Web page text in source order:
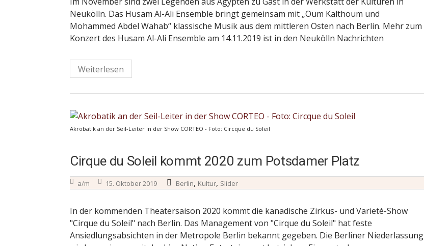
Neukölln. Das Husam Al-Ali Ensemble bringt gemeinsam mit „Oum Kalthoum und
Mohammed Abdel Wahab“ klassische Musik aus dem mittleren Osten nach Berlin. Mehr zum
Konzert des Husam Al-Ali Ensemble am 14.11.2019 ist in den Neukölln Nachrichten
Weiterlesen
Akrobatik an der Seil-Leiter in der Show CORTEO - Foto: Circque du Soleil
Cirque du Soleil kommt 2020 zum Potsdamer Platz
a/m 15. Oktober 2019 Berlin, Kultur, Slider
In der kommenden Theatersaison 2020 kommt die kanadische Zirkus- und Varieté-Show
"Cirque du Soleil" nach Berlin. Das Management von "Cirque du Soleil" hat feste
Ansiedlungsabsichten in der Metropole Berlin bekannt gegeben. Die Berliner Niederlassung